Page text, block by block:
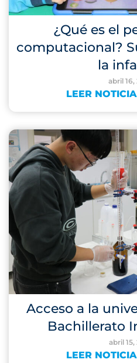
¿Qué es el
computacional?
la
abril 16,
LEER
Acceso a la
Bachillerato
abril 15,
LEER